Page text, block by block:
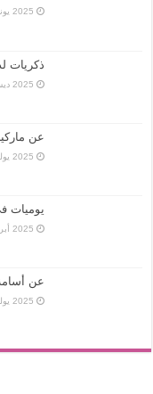
2025 يونيو 16
ذكريات
2025 ديسمبر 03
عن
2025 يوليو 07
يوميات
2025 أبريل 13
عن
2025 يوليو 28